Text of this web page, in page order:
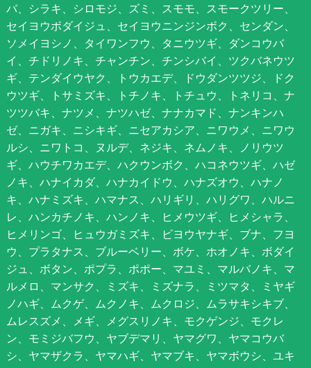
バ、シラキ、シロモジ、ズミ、スモモ、スモークツリー、
セイヨウボダイジュ、セイヨウニンジンボク、センダン、
ソメイヨシノ、タイワンフウ、タニウツギ、ダンコウバ
イ、チドリノキ、チャンチン、チンシバイ、ツクバネウツ
ギ、テンダイウヤク、トウカエデ、ドウダンツツジ、ドク
ウツギ、トサミズキ、トチノキ、トチュウ、トネリコ、ナ
ツツバキ、ナツメ、ナツハゼ、ナナカマド、ナンキンハ
ゼ、ニガキ、ニシキギ、ニセアカシア、ニワウメ、ニワウ
ルシ、ニワトコ、ヌルデ、ネジキ、ネムノキ、ノリウツ
ギ、ハウチワカエデ、ハクウンボク、ハコネウツギ、ハゼ
ノキ、ハナイカダ、ハナカイドウ、ハナズオウ、ハナノ
キ、ハナミズキ、ハマナス、ハリギリ、ハリグワ、ハルニ
レ、ハンカチノキ、ハンノキ、ヒメウツギ、ヒメシャラ、
ヒメリンゴ、ヒュウガミズキ、ビヨウヤナギ、ブナ、フヨ
ウ、プラタナス、ブルーベリー、ボケ、ホオノキ、ボダイ
ジュ、ボタン、ポプラ、ポポー、マユミ、マルバノキ、マ
ルメロ、マンサク、ミズキ、ミズナラ、ミツマタ、ミヤギ
ノハギ、ムクゲ、ムクノキ、ムクロジ、ムラサキシキブ、
ムレスズメ、メギ、メグスリノキ、モクゲンジ、モクレ
ン、モミジバフウ、ヤブデマリ、ヤマグワ、ヤマコウバ
シ、ヤマザクラ、ヤマハギ、ヤマブキ、ヤマボウシ、ユキ